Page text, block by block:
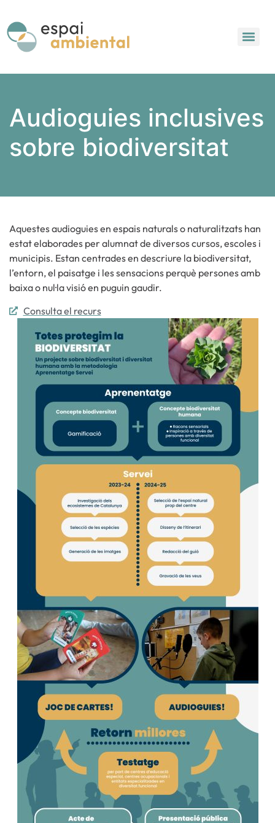
Audioguies inclusives
sobre biodiversitat
Aquestes audioguies en espais naturals o naturalitzats han
estat elaborades per alumnat de diversos cursos, escoles i
municipis. Estan centrades en descriure la biodiversitat,
l’entorn, el paisatge i les sensacions perquè persones amb
baixa o nul·la visió en puguin gaudir.
Consulta el recurs